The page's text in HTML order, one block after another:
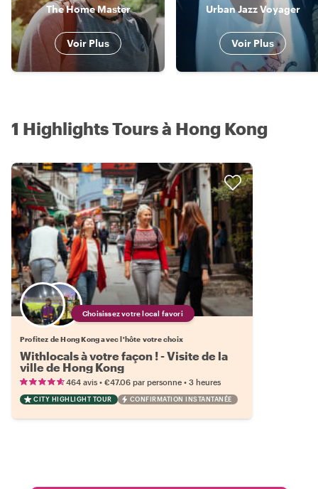
The Home Master
Voir Plus
Urban Jazz Voyager
Voir Plus
1 Highlights Tours à Hong Kong
Choisissez votre local favori
Profitez de Hong Kong avec l'hôte votre choix
Withlocals à votre façon ! - Visite de la
ville de Hong Kong
464 avis • €47.06 par personne • 3 heures
CITY HIGHLIGHT TOUR CONFIRMATION INSTANTANÉE